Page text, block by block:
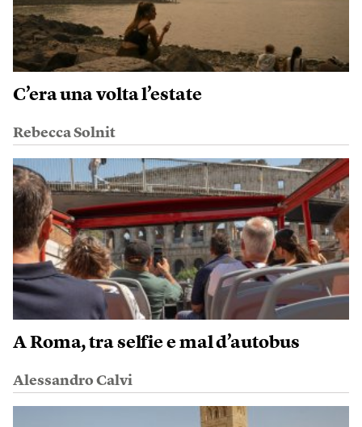
C’era una volta l’estate
Rebecca Solnit
A Roma, tra selfie e mal d’autobus
Alessandro Calvi